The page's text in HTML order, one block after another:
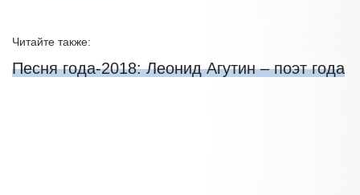
Читайте также:
Песня года-2018: Леонид Агутин – поэт года